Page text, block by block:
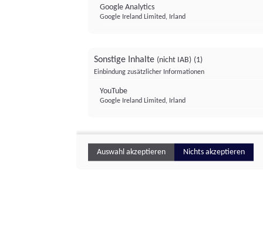
Google Analytics
Google Ireland Limited, Irland
Sonstige Inhalte (nicht IAB) (1)
Einbindung zusätzlicher Informationen
YouTube
Google Ireland Limited, Irland
Auswahl akzeptieren Nichts akzeptieren